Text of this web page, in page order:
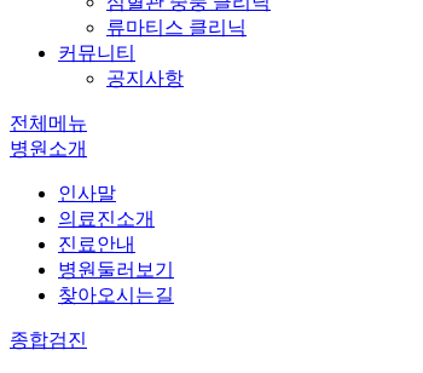
류마티스 클리닉
커뮤니티
공지사항
전체메뉴
병원소개
인사말
의료진소개
진료안내
병원둘러보기
찾아오시는길
종합검진